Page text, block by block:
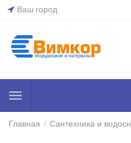
Ваш город
Главная / Сантехника и